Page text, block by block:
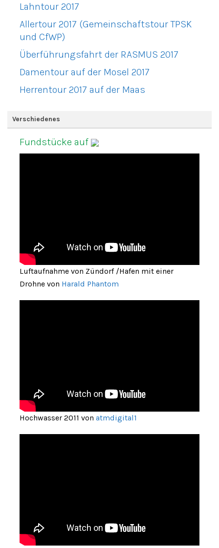
Lahntour 2017
Allertour 2017 (Gemeinschaftstour TPSK
und CfWP)
Überführungsfahrt der RASMUS 2017
Damentour auf der Mosel 2017
Herrentour 2017 auf der Maas
Verschiedenes
Fundstücke auf
Luftaufnahme von Zündorf /Hafen mit einer
Drohne von Harald Phantom
Hochwasser 2011 von atmdigital1